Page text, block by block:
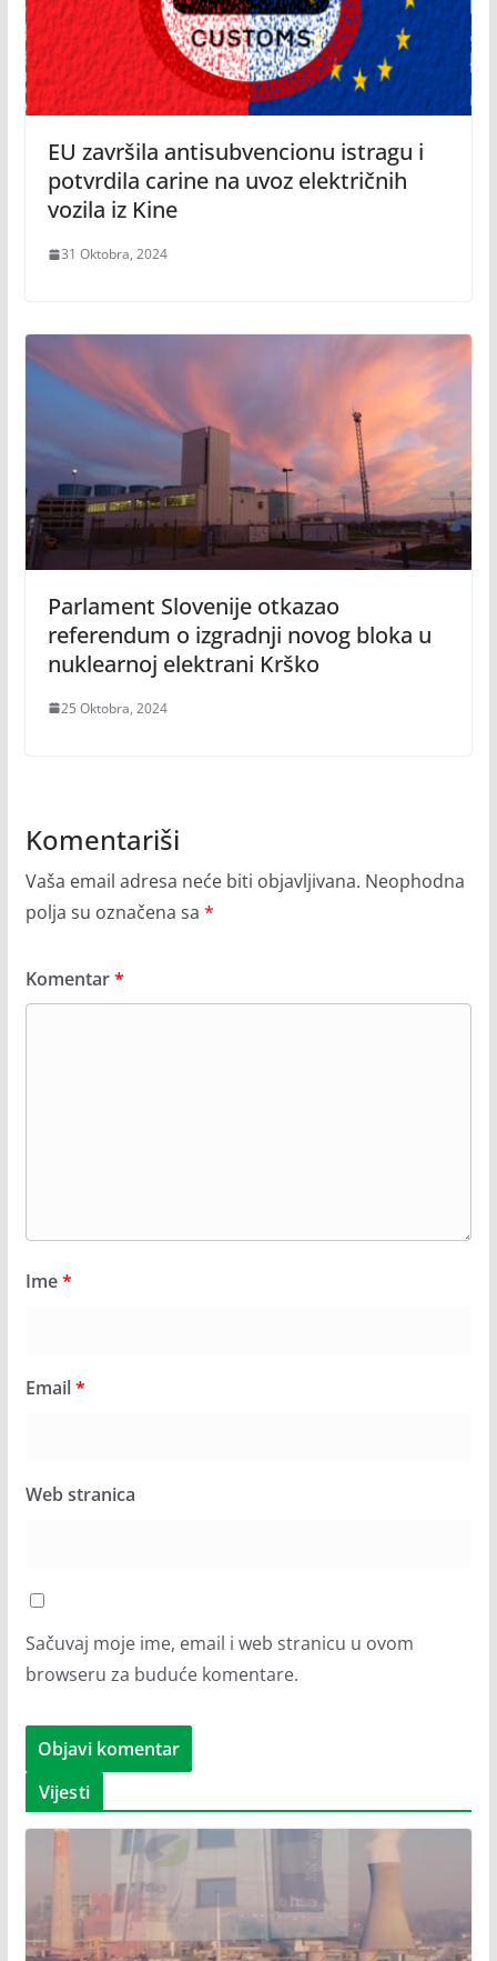
EU završila antisubvencionu istragu i
potvrdila carine na uvoz električnih
vozila iz Kine
31 Oktobra, 2024
Parlament Slovenije otkazao
referendum o izgradnji novog bloka u
nuklearnoj elektrani Krško
25 Oktobra, 2024
Komentariši
Vaša email adresa neće biti objavljivana. Neophodna
polja su označena sa *
Komentar*
Ime*
Email*
Web stranica
Sačuvaj moje ime, email i web stranicu u ovom
browseru za buduće komentare.
Vijesti